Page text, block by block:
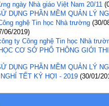
ngày Nhà giáo Việt Nam 20/11
DỤNG PHẦN MỀM QUẢN LÝ
nghệ Tin học Nhà trường (30/
06/2019)
ty Công nghệ Tin học Nhà
CƠ SỞ PHỔ THÔNG GIỚI
DỤNG PHẦN MỀM QUẢN LÝ
TẾT KỶ HỢI - 2019 (30/01/